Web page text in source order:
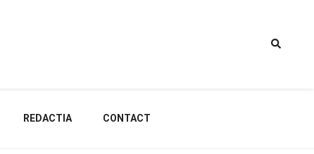
REDACTIA CONTACT